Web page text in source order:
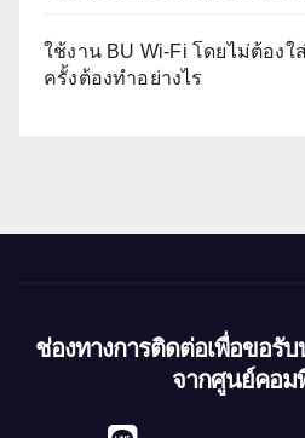
ใช้งาน BU Wi-Fi โดยไม่ต้องใ
ครั้งต้องทำอย่างไร
ช่องทางการติดต่อเพื่อขอรั
จากศูนย์คอม